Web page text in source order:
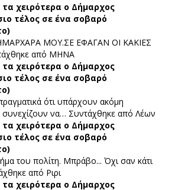
χειρότερα ο Δήμαρχος
τέλος σε ένα σοβαρό
ΜΟΥ.ΣΕ ΕΦΑΓΑΝ ΟΙ ΚΑΚΙΕΣ
από ΜΗΝΑ
χειρότερα ο Δήμαρχος
τέλος σε ένα σοβαρό
ότι υπάρχουν ακόμη
να… Συντάχθηκε από Λέων
χειρότερα ο Δήμαρχος
τέλος σε ένα σοβαρό
του πολίτη. Μπράβο... Όχι σαν κάτι
από Ριρι
χειρότερα ο Δήμαρχος